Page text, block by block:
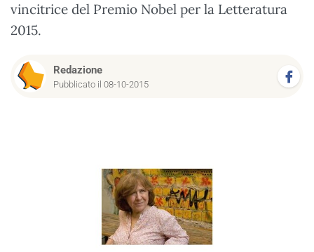
vincitrice del Premio Nobel per la Letteratura
2015.
Redazione
Pubblicato il 08-10-2015